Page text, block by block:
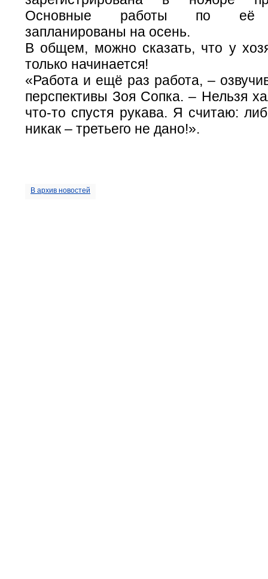
Основные работы по её
запланированы на осень.
В общем, можно сказать, что у
только начинается!
«Работа и ещё раз работа, –
перспективы Зоя Сопка. – Нельзя
что-то спустя рукава. Я считаю:
никак – третьего не дано!».
В архив новостей